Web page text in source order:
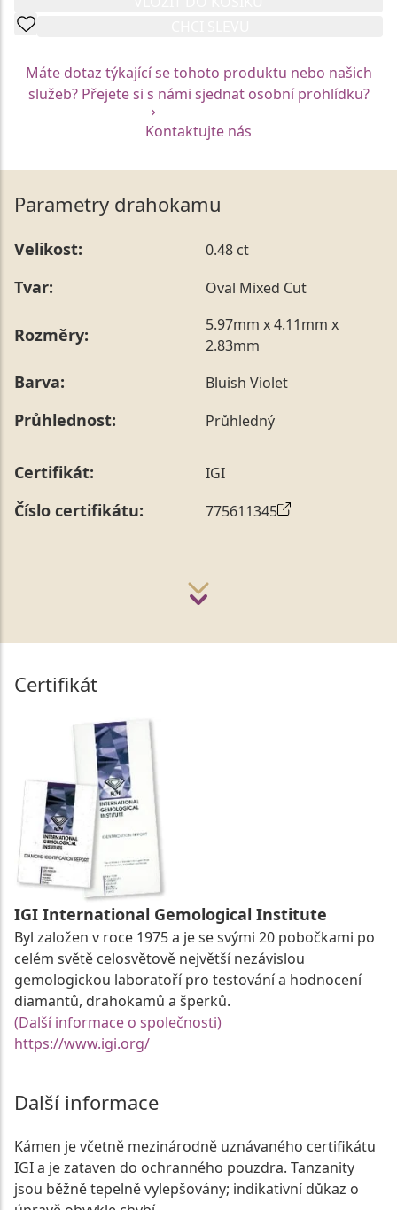
Máte dotaz týkající se tohoto produktu nebo našich
služeb? Přejete si s námi sjednat osobní prohlídku?
Kontaktujte nás
Parametry drahokamu
Velikost: 0.48 ct
Tvar: Oval Mixed Cut
Rozměry:
5.97mm x 4.11mm x
2.83mm
Barva: Bluish Violet
Průhlednost: Průhledný
Certifikát: IGI
Číslo certifikátu: 775611345
Certifikát
IGI International Gemological Institute
Byl založen v roce 1975 a je se svými 20 pobočkami po
celém světě celosvětově největší nezávislou
gemologickou laboratoří pro testování a hodnocení
diamantů, drahokamů a šperků.
(Další informace o společnosti)
https://www.igi.org/
Další informace
Kámen je včetně mezinárodně uznávaného certifikátu
IGI a je zataven do ochranného pouzdra. Tanzanity
jsou běžně tepelně vylepšovány; indikativní důkaz o